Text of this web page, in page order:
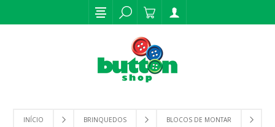
INÍCIO BRINQUEDOS BLOCOS DE MONTAR